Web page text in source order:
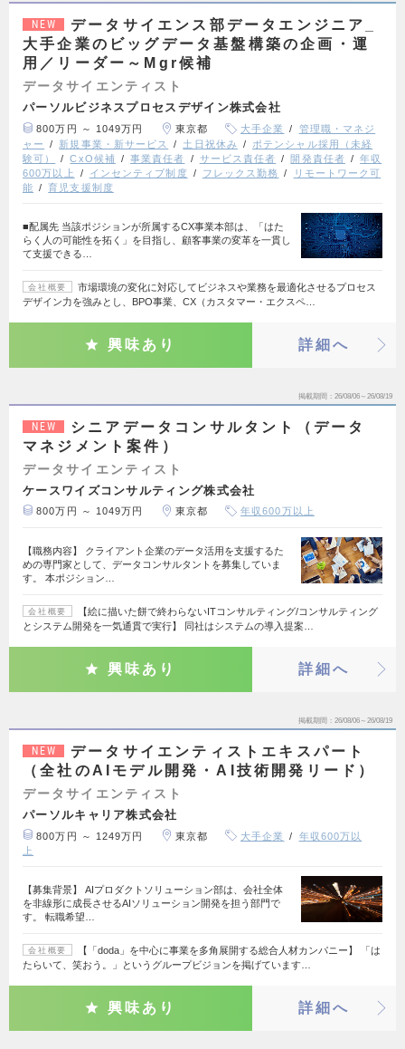
NEW
データサイエンス部データエンジニア_
大手企業のビッグデータ基盤構築の企画・運
用／リーダー～Mgr候補
データサイエンティスト
パーソルビジネスプロセスデザイン株式会社
800万円 ～ 1049万円 東京都 大手企業
管理職・マネジ
ャー
新規事業・新サービス 土日祝休み
ポテンシャル採用（未経
験可）
CxO候補 事業責任者 サービス責任者 開発責任者
年収
600万以上
インセンティブ制度 フレックス勤務
リモートワーク可
能
育児支援制度
■配属先 当該ポジションが所属するCX事業本部は、「はた
らく人の可能性を拓く」を目指し、顧客事業の変革を一貫し
て支援できる…
会社概要
市場環境の変化に対応してビジネスや業務を最適化させるプロセス
デザイン力を強みとし、BPO事業、CX（カスタマー・エクスペ…
興味あり 詳細へ
掲載期間 26/08/06～26/08/19
NEW
シニアデータコンサルタント（データ
マネジメント案件）
データサイエンティスト
ケースワイズコンサルティング株式会社
800万円 ～ 1049万円 東京都 年収600万以上
【職務内容】 クライアント企業のデータ活用を支援するた
めの専門家として、データコンサルタントを募集していま
す。 本ポジション…
会社概要
【絵に描いた餅で終わらないITコンサルティング/コンサルティング
とシステム開発を一気通貫で実行】 同社はシステムの導入提案…
興味あり 詳細へ
掲載期間 26/08/06～26/08/19
NEW
データサイエンティストエキスパート
（全社のAIモデル開発・AI技術開発リード）
データサイエンティスト
パーソルキャリア株式会社
800万円 ～ 1249万円 東京都 大手企業
年収600万以
上
【募集背景】 AIプロダクトソリューション部は、会社全体
を非線形に成長させるAIソリューション開発を担う部門で
す。 転職希望…
会社概要
【「doda」を中心に事業を多角展開する総合人材カンパニー】 「は
たらいて、笑おう。」というグループビジョンを掲げています…
興味あり 詳細へ